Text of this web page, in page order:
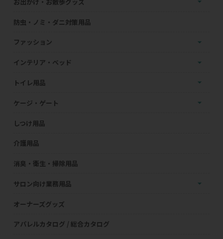
防虫・ノミ・ダニ対策用品
ファッション
インテリア・ベッド
トイレ用品
ケージ・ゲート
しつけ用品
介護用品
消臭・衛生・掃除用品
サロン向け業務用品
オーナーズグッズ
アパレルカタログ / 総合カタログ